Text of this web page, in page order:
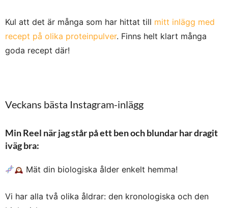
Kul att det är många som har hittat till mitt inlägg med
recept på olika proteinpulver. Finns helt klart många
goda recept där!
Veckans bästa Instagram-inlägg
Min Reel när jag står på ett ben och blundar har dragit
iväg bra:
Mät din biologiska ålder enkelt hemma!
Vi har alla två olika åldrar: den kronologiska och den